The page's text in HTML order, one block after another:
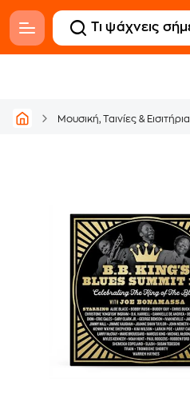
Μουσική, Ταινίες & Εισιτήρια